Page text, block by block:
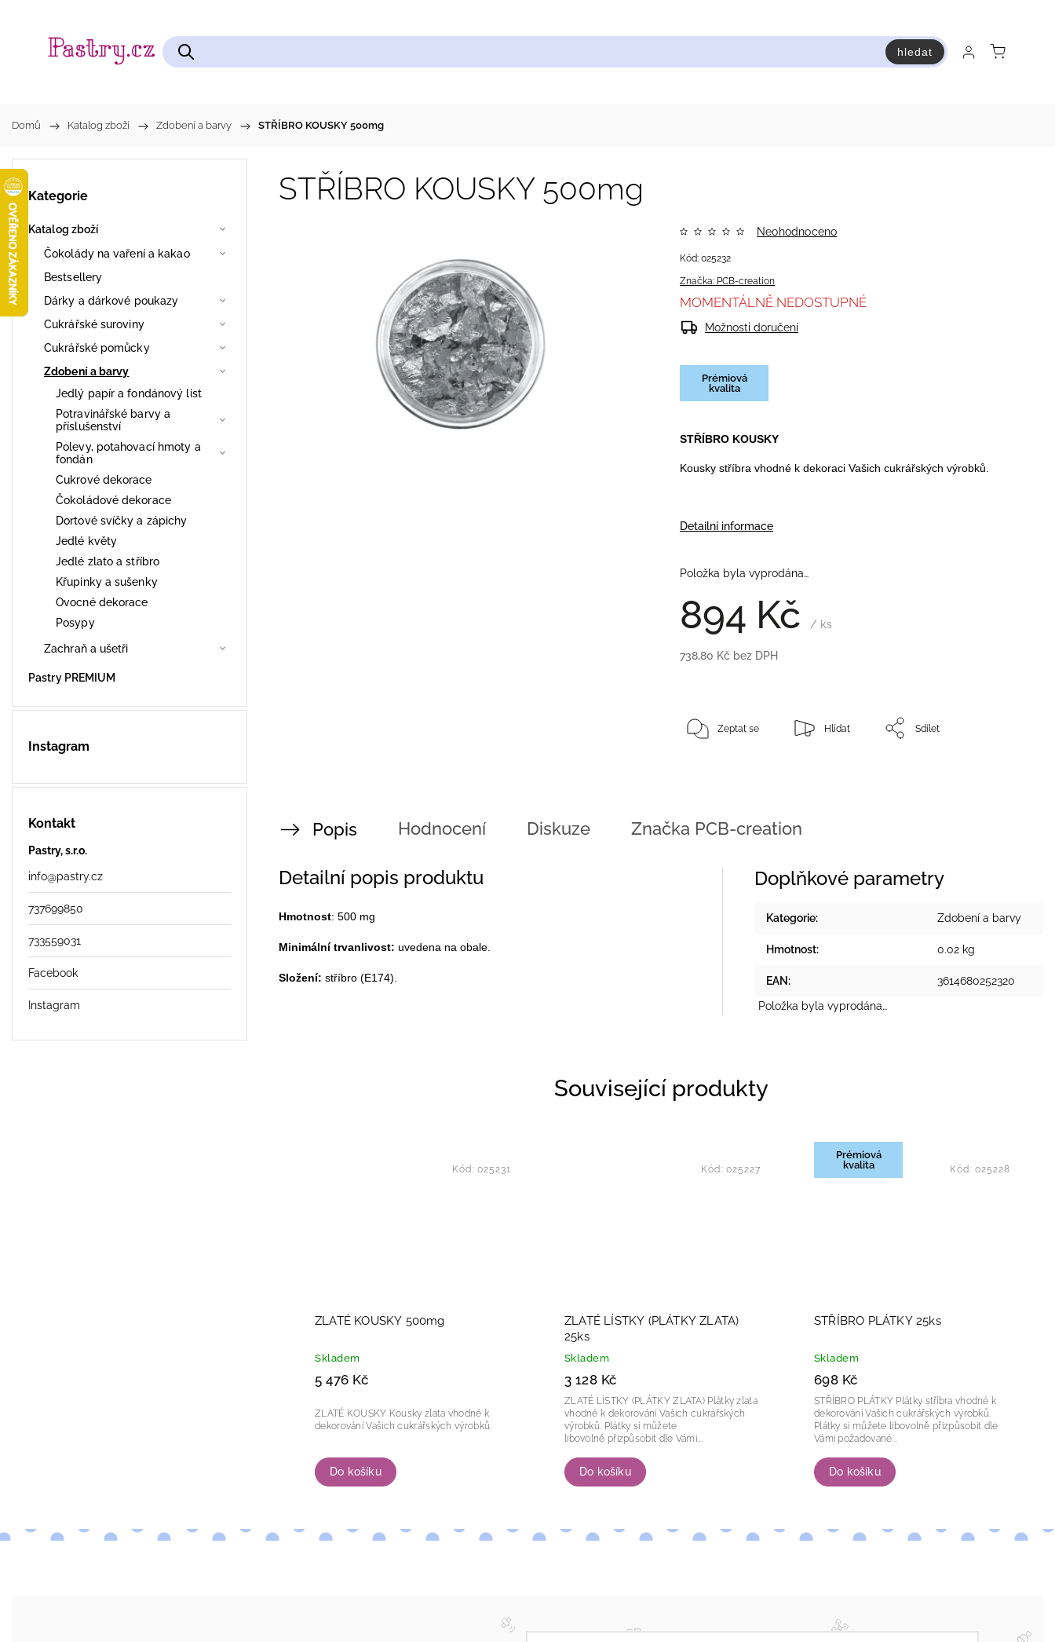
hledat
Domů / Katalog zboží / Zdobení a barvy / STŘÍBRO KOUSKY 500mg
Kategorie
Katalog zboží
Čokolády na vaření a kakao
Bestsellery
Dárky a dárkové poukazy
Cukrářské suroviny
Cukrářské pomůcky
Zdobení a barvy
Jedlý papír a fondánový list
Potravinářské barvy a
příslušenství
Polevy, potahovací hmoty a
fondán
Cukrové dekorace
Čokoládové dekorace
Dortové svíčky a zápichy
Jedlé květy
Jedlé zlato a stříbro
Křupinky a sušenky
Ovocné dekorace
Posypy
Zachraň a ušetři
Pastry PREMIUM
Instagram
Kontakt
Pastry, s.r.o.
info@pastry.cz
737699850
733559031
Facebook
Instagram
STŘÍBRO KOUSKY 500mg
Značka: PCB-creation
Neohodnoceno
894 Kč / ks
738,80 Kč bez DPH
Kód: 025232
Prémiová
kvalita
STŘÍBRO KOUSKY
Kousky stříbra vhodné k dekoraci Vašich cukrářských výrobků.
Detailní informace
Položka byla vyprodána…
MOMENTÁLNĚ NEDOSTUPNÉ
Možnosti doručení
Zeptat se Hlídat Sdílet
Popis Hodnocení Diskuze Značka PCB-creation
Detailní popis produktu
Hmotnost: 500 mg
Minimální trvanlivost: uvedena na obale.
Složení: stříbro (E174).
Doplňkové parametry
Kategorie: Zdobení a barvy
Hmotnost: 0.02 kg
EAN :
3614680252320
Položka byla vyprodána…
Související produkty
ZLATÉ KOUSKY 500mg
Skladem
5 476 Kč
Do košíku
ZLATÉ KOUSKY Kousky zlata vhodné k
Kód: 025231
ZLATÉ LÍSTKY (PLÁTKY ZLATA)
25ks
Skladem
3 128 Kč
Do košíku
ZLATÉ LÍSTKY (PLÁTKY ZLATA) Plátky zlata
vhodné k dekorování Vašich cukrářských
výrobků. Plátky si můžete
libovolně přizpůsobit dle Vámi...
Kód: 025227
Prémiová
kvalita
STŘÍBRO PLÁTKY 25ks
Skladem
698 Kč
Do košíku
STŘÍBRO PLÁTKY Plátky stříbra vhodné k
dekorování Vašich cukrářských výrobků.
Plátky si můžete libovolně přizpůsobit dle
Vámi požadované...
Kód: 025228